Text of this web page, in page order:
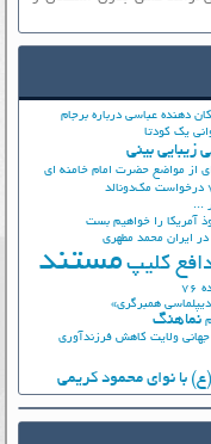
دهنده عباسی درباره برجام
یک کودتا
زیبایی بینی
از مواضع حضرت امام خامنه ای
درخواست مک‌دونالد
...
آمریکا را خواهیم بست
ایران محمد مطهری
کلیپ مستند
همبرگری»
نماهنگ
ولایت کاهش فرزندآوری
با نوای محمود کریمی